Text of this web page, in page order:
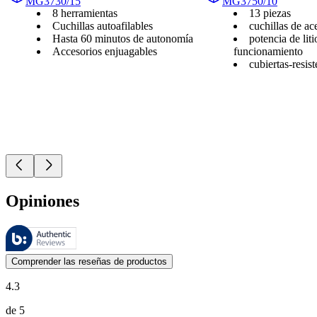
8 herramientas
Cuchillas autoafilables
Hasta 60 minutos de autonomía
Accesorios enjuagables
13 piezas
cuchillas de
potencia de
funcionamiento
cubiertas-
Opiniones
Estas reseñas las gestiona Bazaarvoice y cumplen con la política de
Las opiniones de los clientes en forma de reseñas de productos y
Comprender las reseñas de productos
4.3
de 5